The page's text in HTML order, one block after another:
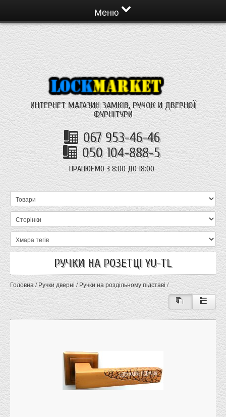
Меню
ИНТЕРНЕТ МАГАЗИН ЗАМКІВ, РУЧОК И ДВЕРНОЇ
ФУРНІТУРИ
067 953-46-46
050 104-888-5
ПРАЦЮЕМО З 8:00 ДО 18:00
РУЧКИ НА РОЗЕТЦІ YU-TL
Головна/Ручки дверні/Ручки на роздільному підставі/